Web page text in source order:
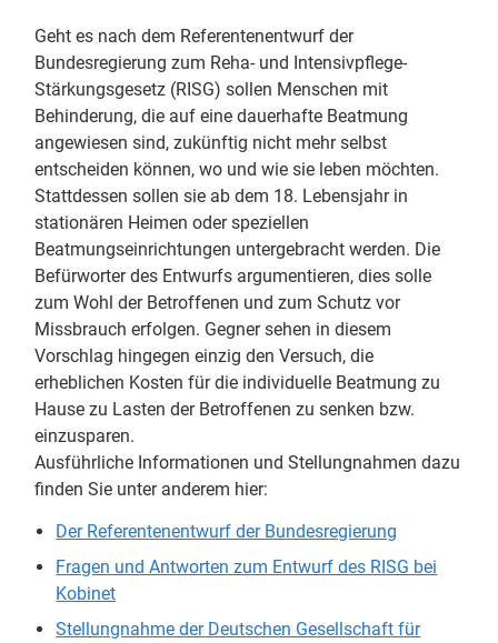
Geht es nach dem Referentenentwurf der
Bundesregierung zum Reha- und Intensivpflege-
Stärkungsgesetz (RISG) sollen Menschen mit
Behinderung, die auf eine dauerhafte Beatmung
angewiesen sind, zukünftig nicht mehr selbst
entscheiden können, wo und wie sie leben möchten.
Stattdessen sollen sie ab dem 18. Lebensjahr in
stationären Heimen oder speziellen
Beatmungseinrichtungen untergebracht werden. Die
Befürworter des Entwurfs argumentieren, dies solle
zum Wohl der Betroffenen und zum Schutz vor
Missbrauch erfolgen. Gegner sehen in diesem
Vorschlag hingegen einzig den Versuch, die
erheblichen Kosten für die individuelle Beatmung zu
Hause zu Lasten der Betroffenen zu senken bzw.
einzusparen.
Ausführliche Informationen und Stellungnahmen dazu
finden Sie unter anderem hier:
Der Referentenentwurf der Bundesregierung
Fragen und Antworten zum Entwurf des RISG bei
Kobinet
Stellungnahme der Deutschen Gesellschaft für